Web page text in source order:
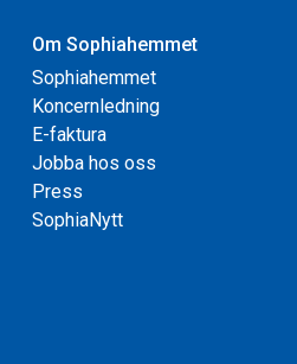
Om Sophiahemmet
Sophiahemmet
Koncernledning
E-faktura
Jobba hos oss
Press
SophiaNytt